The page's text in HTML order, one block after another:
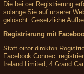
Die bei der Registrierung
solange Sie auf unserer
gelöscht. Gesetzliche
Registrierung mit
Statt einer direkten
Facebook Connect
Ireland Limited, 4 Grand